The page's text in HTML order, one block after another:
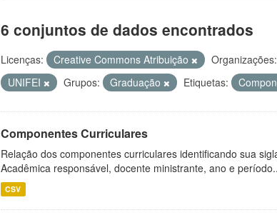
6 conjuntos de dados encontrados
Licenças: Creative Commons Atribuição
Organizações:
UNIFEI
Grupos: Graduação Etiquetas:
Componentes Curriculares
Relação dos componentes curriculares identificando sua
Acadêmica responsável, docente ministrante, ano e
CSV